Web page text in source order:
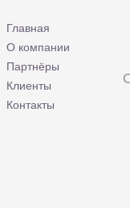
Главная
О компании
Партнёры
Клиенты
Контакты